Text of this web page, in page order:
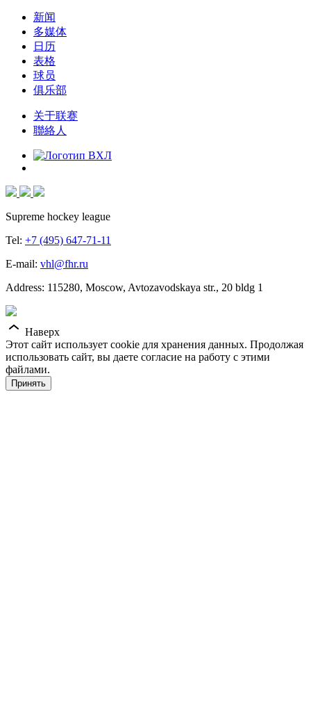
新闻
多媒体
日历
表格
球员
俱乐部
关于联赛
聯絡人
Supreme hockey league
Tel: +7 (495) 647-71-11
E-mail: vhl@fhr.ru
Address: 115280, Moscow, Avtozavodskaya str., 20 bldg 1
Наверх
Этот сайт использует cookie для хранения данных. Продолжая
использовать сайт, вы даете согласие на работу с этими
файлами.
Принять